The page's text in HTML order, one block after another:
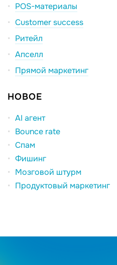
POS-материалы
Customer success
Ритейл
Апселл
Прямой маркетинг
НОВОЕ
AI агент
Bounce rate
Спам
Фишинг
Мозговой штурм
Продуктовый маркетинг